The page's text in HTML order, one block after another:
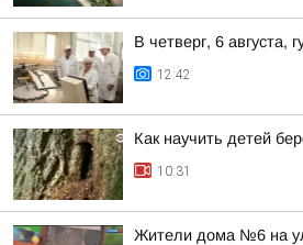
В четверг, 6 августа,
12:42
Как научить детей
10:31
Жители дома №6 на